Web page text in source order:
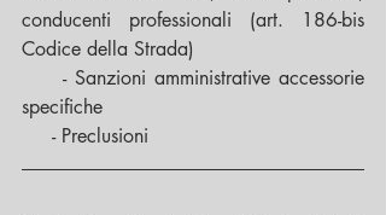
conducenti professionali (art. 186-bis
Codice della Strada)
     - Sanzioni amministrative accessorie
specifiche
     - Preclusioni